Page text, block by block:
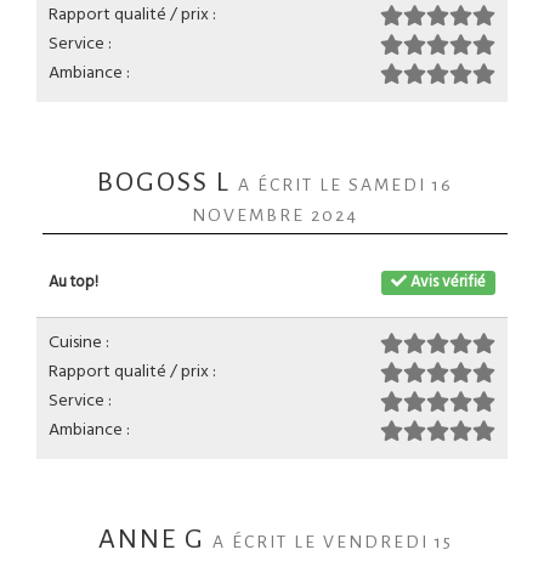
Rapport qualité / prix :
Service :
Ambiance :
BOGOSS L A ÉCRIT LE SAMEDI 16
NOVEMBRE 2024
Avis vérifié
Au top!
Cuisine :
Rapport qualité / prix :
Service :
Ambiance :
ANNE G
A ÉCRIT LE VENDREDI 15